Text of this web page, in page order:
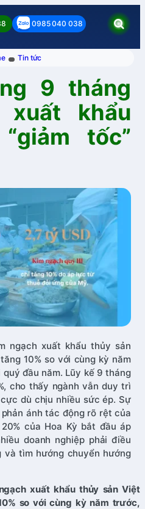
0985 040 038
Tin tức
9 tháng
xuất khẩu
tốc”
ngạch xuất khẩu thủy sản
10% so với cùng kỳ năm
đầu năm. Lũy kế 9 tháng
cho thấy ngành vẫn duy trì
dù chịu nhiều sức ép. Sự
ánh tác động rõ rệt của
của Hoa Kỳ bắt đầu áp
doanh nghiệp phải điều
và tìm hướng chuyển hướng
xuất khẩu thủy sản Việt
so với cùng kỳ năm trước,